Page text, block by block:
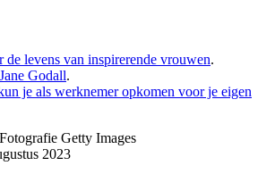
de levens van inspirerende vrouwen.
Godall.
je als werknemer opkomen voor je eigen
Getty Images
2023